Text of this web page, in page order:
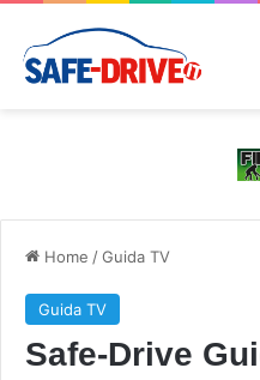
Home /Guida TV
Guida TV
Safe-Drive